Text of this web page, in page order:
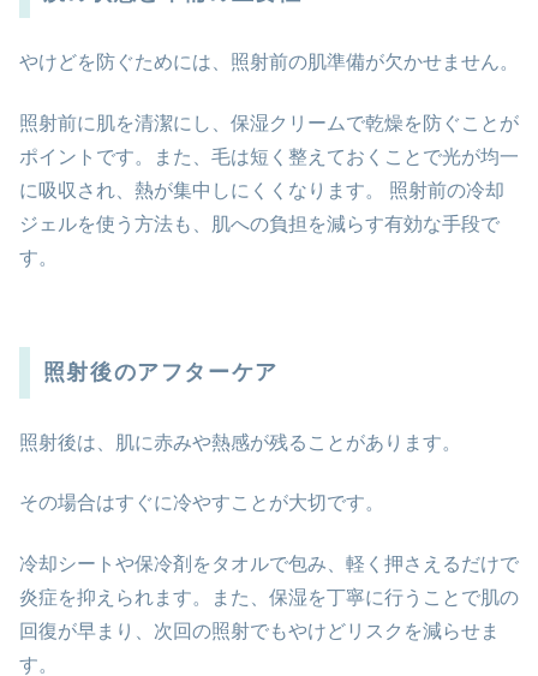
やけどを防ぐためには、照射前の肌準備が欠かせません。
照射前に肌を清潔にし、保湿クリームで乾燥を防ぐことが
ポイントです。また、毛は短く整えておくことで光が均一
に吸収され、熱が集中しにくくなります。 照射前の冷却
ジェルを使う方法も、肌への負担を減らす有効な手段で
す。
照射後のアフターケア
照射後は、肌に赤みや熱感が残ることがあります。
その場合はすぐに冷やすことが大切です。
冷却シートや保冷剤をタオルで包み、軽く押さえるだけで
炎症を抑えられます。また、保湿を丁寧に行うことで肌の
回復が早まり、次回の照射でもやけどリスクを減らせま
す。